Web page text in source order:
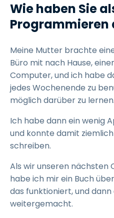
Wie haben Sie
Programmieren
Meine Mutter brachte
Büro mit nach Hause,
Computer, und ich habe
jedes Wochenende zu
möglich darüber zu lernen.
Ich habe dann ein wenig
und konnte damit
schreiben.
Als wir unseren nächsten
habe ich mir ein Buch
das funktioniert, und
weitergemacht.